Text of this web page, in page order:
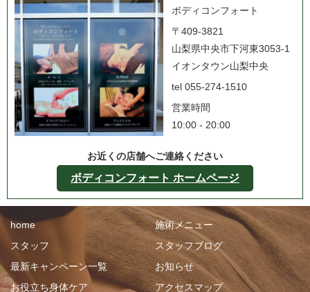
ボディコンフォート
〒409-3821
山梨県中央市下河東3053-1
イオンタウン山梨中央
tel 055-274-1510
営業時間
10:00 - 20:00
お近くの店舗へご連絡ください
ボディコンフォート ホームページ
home
施術メニュー
スタッフ
スタッフブログ
最新キャンペーン一覧
お知らせ
お役立ち身体ケア
アクセスマップ